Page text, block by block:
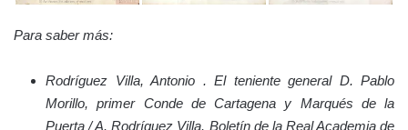
Para saber más:
Rodríguez Villa, Antonio . El teniente general D. Pablo
Morillo, primer Conde de Cartagena y Marqués de la
Puerta / A. Rodríguez Villa. Boletín de la Real Academia de